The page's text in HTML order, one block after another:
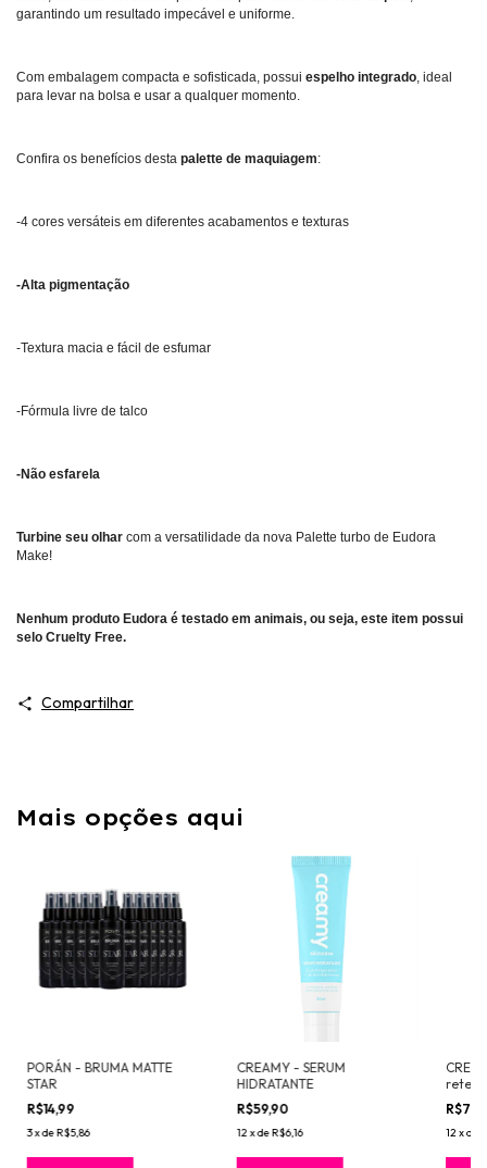
garantindo um resultado impecável e uniforme.
Com embalagem compacta e sofisticada, possui espelho integrado, ideal
para levar na bolsa e usar a qualquer momento.
Confira os benefícios desta palette de maquiagem:
-4 cores versáteis em diferentes acabamentos e texturas
-Alta pigmentação
-Textura macia e fácil de esfumar
-Fórmula livre de talco
-Não esfarela
Turbine seu olhar com a versatilidade da nova Palette turbo de Eudora
Make!
Nenhum produto Eudora é testado em animais, ou seja, este item possui
selo Cruelty Free.
Compartilhar
Mais opções aqui
PORÁN - BRUMA MATTE
STAR
R$14,99
3xdeR$5,86
CREAMY - SERUM
HIDRATANTE
R$59,90
12xdeR$6,16 12xde